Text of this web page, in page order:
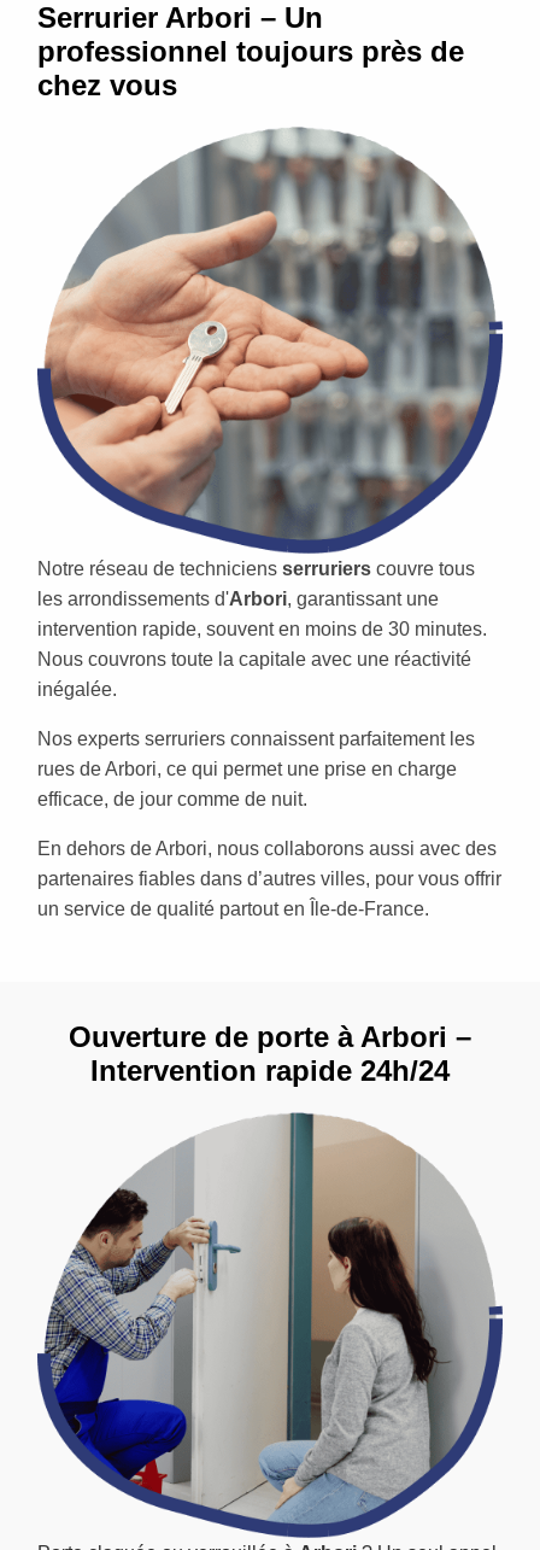
Serrurier Arbori – Un
professionnel toujours près de
chez vous
Notre réseau de techniciens serruriers couvre tous
les arrondissements d'Arbori, garantissant une
intervention rapide, souvent en moins de 30 minutes.
Nous couvrons toute la capitale avec une réactivité
inégalée.
Nos experts serruriers connaissent parfaitement les
rues de Arbori, ce qui permet une prise en charge
efficace, de jour comme de nuit.
En dehors de Arbori, nous collaborons aussi avec des
partenaires fiables dans d’autres villes, pour vous offrir
un service de qualité partout en Île-de-France.
Ouverture de porte à Arbori –
Intervention rapide 24h/24